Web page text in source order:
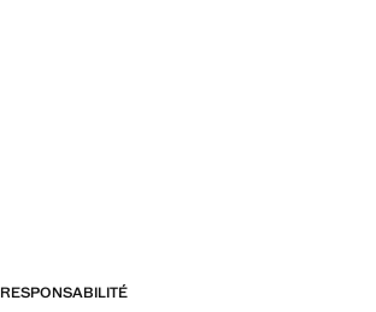
RESPONSABILITÉ